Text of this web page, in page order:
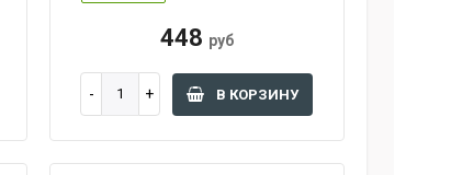
448 руб
В КОРЗИНУ